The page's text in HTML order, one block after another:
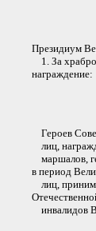
Президиум
1. За
награждение:
Героев
лиц,
маршалов,
в период
лиц,
инвалидов